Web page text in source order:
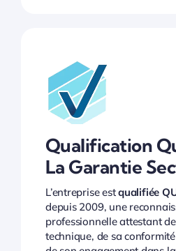
Qualification
La Garantie
L’entreprise estqualifiée
depuis 2009, une
professionnelle attestant
technique, de sa